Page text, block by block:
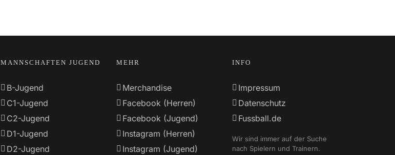
MANNSCHAFTEN JUGEND
B-Jugend
C1-Jugend
C2-Jugend
D1-Jugend
D2-Jugend
MEHR
Merchandise
Facebook (Herren)
Facebook (Jugend)
Instagram (Herren)
Instagram (Jugend)
INFO
Impressum
Datenschutz
Fussball.de
Wir sind immer auf der Suche
nach Spielern und Trainern.